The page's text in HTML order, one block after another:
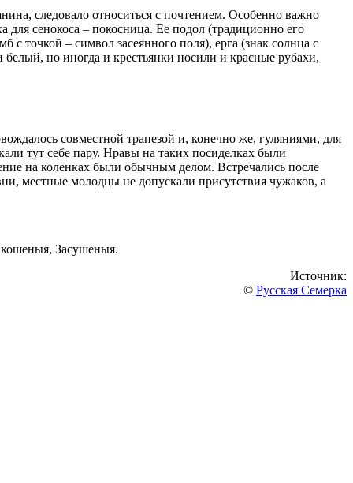
следовало относиться с почтением. Особенно важно
сенокоса – покосница. Ее подол (традиционно его
точкой – символ засеянного поля), ерга (знак солнца с
но иногда и крестьянки носили и красные рубахи,
совместной трапезой и, конечно же, гуляниями, для
тут себе пару. Нравы на таких посиделках были
на коленках были обычным делом. Встречались после
местные молодцы не допускали присутствия чужаков, а
Засушеныя.
Источник:
© Русская Семерка